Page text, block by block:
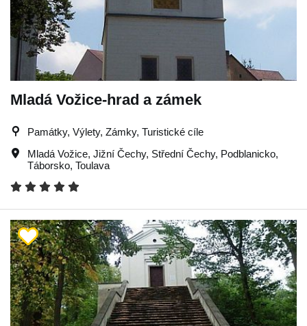
Mladá Vožice-hrad a zámek
Památky, Výlety, Zámky, Turistické cíle
Mladá Vožice, Jižní Čechy, Střední Čechy, Podblanicko,
Táborsko, Toulava